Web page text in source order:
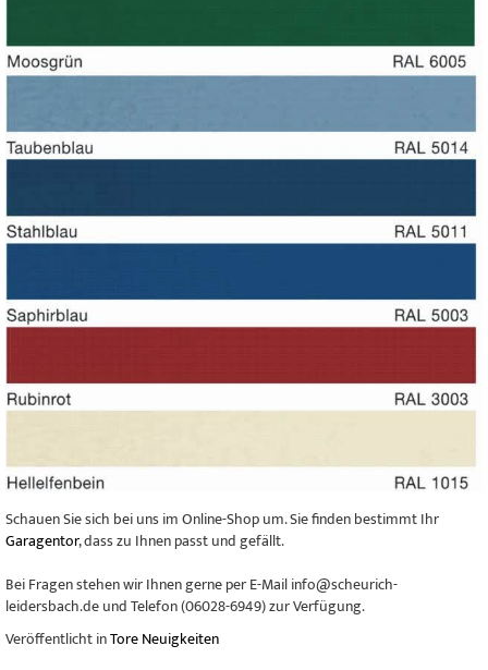
Schauen Sie sich bei uns im Online-Shop um. Sie finden bestimmt Ihr
Garagentor, dass zu Ihnen passt und gefällt.
Bei Fragen stehen wir Ihnen gerne per E-Mail info@scheurich-
leidersbach.de und Telefon (06028-6949) zur Verfügung.
Veröffentlicht inTore Neuigkeiten